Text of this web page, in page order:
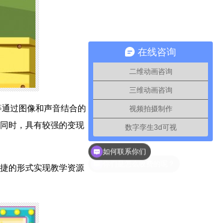
过图像和声音结合的
时，具有较强的变现
的形式实现教学资源
在线咨询
二维动画咨询
三维动画咨询
视频拍摄制作
数字孪生3d可视
如何联系你们